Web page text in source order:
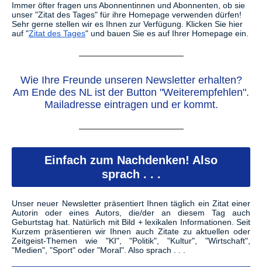
Immer öfter fragen uns Abonnentinnen und Abonnenten, ob sie
unser "Zitat des Tages" für ihre Homepage verwenden dürfen!
Sehr gerne stellen wir es Ihnen zur Verfügung. Klicken Sie hier
auf "Zitat des Tages" und bauen Sie es auf Ihrer Homepage ein.
Wie Ihre Freunde unseren Newsletter erhalten?
Am Ende des NL ist der Button "Weiterempfehlen".
Mailadresse eintragen und er kommt.
Einfach zum Nachdenken! Also
sprach . . .
Unser neuer Newsletter präsentiert Ihnen täglich ein Zitat einer
Autorin oder eines Autors, die/der an diesem Tag auch
Geburtstag hat. Natürlich mit Bild + lexikalen Informationen. Seit
Kurzem präsentieren wir Ihnen auch Zitate zu aktuellen oder
Zeitgeist-Themen wie "KI", "Politik", "Kultur", "Wirtschaft",
"Medien", "Sport" oder "Moral". Also sprach . . .